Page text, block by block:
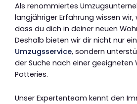
Als renommiertes
langjähriger Erfahrung wissen
dass du dich in deiner neuen
Deshalb bieten wir dir nicht nur
Umzugsservice, sondern
der Suche nach einer geeigneten
Potteries.
Unser Expertenteam kennt den